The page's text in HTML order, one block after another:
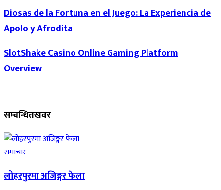
Diosas de la Fortuna en el Juego: La Experiencia de
Apolo y Afrodita
SlotShake Casino Online Gaming Platform
Overview
सम्बन्धितखवर
समाचार
लोहरपुरमा अजिङ्गर फेला